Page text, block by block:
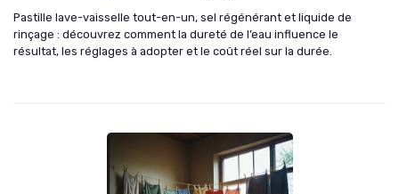
Pastille lave-vaisselle tout-en-un, sel régénérant et liquide de
rinçage : découvrez comment la dureté de l’eau influence le
résultat, les réglages à adopter et le coût réel sur la durée.